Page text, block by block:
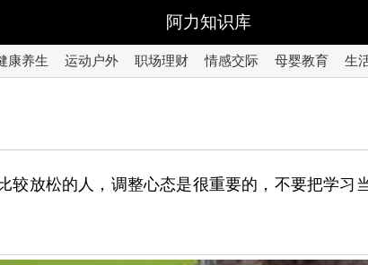
阿力知识库
康养生 运动户外 职场理财 情感交际 母婴教育 生
较放松的人，调整心态是很重要的，不要把学